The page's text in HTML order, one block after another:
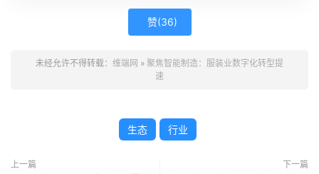
赞(36)
未经允许不得转载： 维端网 » 聚焦智能制造：服装业数字化转型提
速
生态 行业
上一篇 下一篇